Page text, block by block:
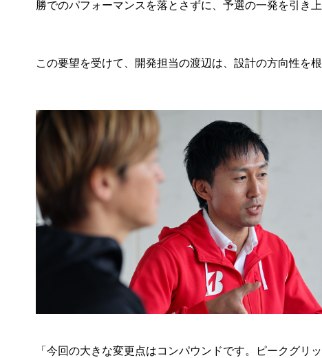
勝でのパフォーマンスを落とさずに、予選の一発を引き
この要望を受けて、開発担当の渡辺は、設計の方向性を
「今回の大きな変更点はコンパウンドです。ピークグ